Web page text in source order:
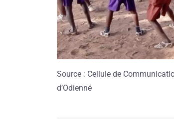
Source : Cellule de
d’Odienné